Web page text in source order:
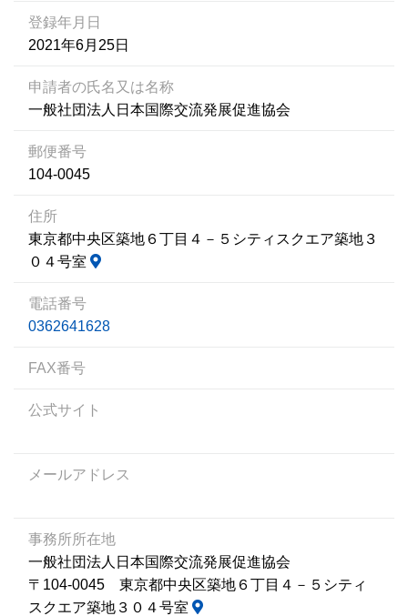
登録年月日
2021年6月25日
申請者の氏名又は名称
一般社団法人日本国際交流発展促進協会
郵便番号
104-0045
住所
東京都中央区築地６丁目４－５シティスクエア築地３
０４号室
電話番号
0362641628
FAX番号
公式サイト
メールアドレス
事務所所在地
一般社団法人日本国際交流発展促進協会
〒104-0045 東京都中央区築地６丁目４－５シティ
スクエア築地３０４号室